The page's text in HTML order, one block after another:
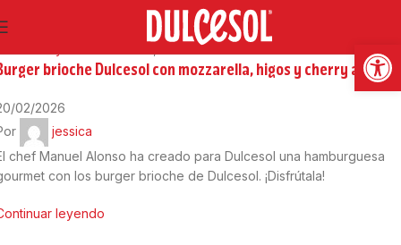
Recetas saladas
brioche Dulcesol con mozzarella, higos y cherry asados
02/2026
jessica
chef Manuel Alonso ha creado para Dulcesol una hamburguesa
con los burger brioche de Dulcesol. ¡Disfrútala!
leyendo